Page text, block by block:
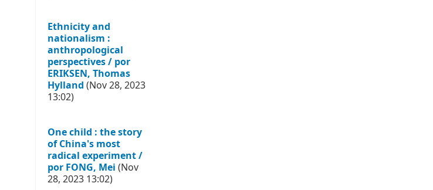
Ethnicity and
nationalism :
anthropological
perspectives / por
ERIKSEN, Thomas
Hylland (Nov 28, 2023
13:02)
One child : the story
of China's most
radical experiment /
por FONG, Mei (Nov
28, 2023 13:02)